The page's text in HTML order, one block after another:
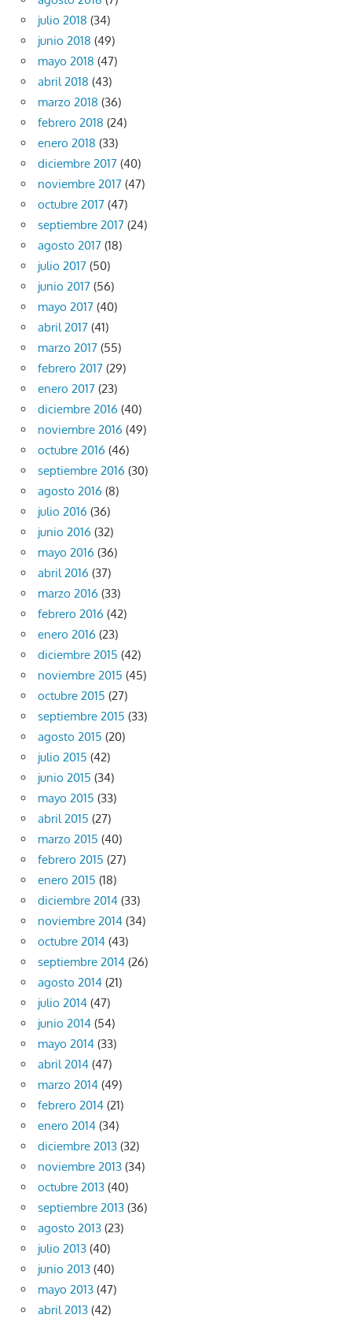
julio 2018 (34)
junio 2018 (49)
mayo 2018 (47)
abril 2018 (43)
marzo 2018 (36)
febrero 2018 (24)
enero 2018 (33)
diciembre 2017 (40)
noviembre 2017 (47)
octubre 2017 (47)
septiembre 2017 (24)
agosto 2017 (18)
julio 2017 (50)
junio 2017 (56)
mayo 2017 (40)
abril 2017 (41)
marzo 2017 (55)
febrero 2017 (29)
enero 2017 (23)
diciembre 2016 (40)
noviembre 2016 (49)
octubre 2016 (46)
septiembre 2016 (30)
agosto 2016 (8)
julio 2016 (36)
junio 2016 (32)
mayo 2016 (36)
abril 2016 (37)
marzo 2016 (33)
febrero 2016 (42)
enero 2016 (23)
diciembre 2015 (42)
noviembre 2015 (45)
octubre 2015 (27)
septiembre 2015 (33)
agosto 2015 (20)
julio 2015 (42)
junio 2015 (34)
mayo 2015 (33)
abril 2015 (27)
marzo 2015 (40)
febrero 2015 (27)
enero 2015 (18)
diciembre 2014 (33)
noviembre 2014 (34)
octubre 2014 (43)
septiembre 2014 (26)
agosto 2014 (21)
julio 2014 (47)
junio 2014 (54)
mayo 2014 (33)
abril 2014 (47)
marzo 2014 (49)
febrero 2014 (21)
enero 2014 (34)
diciembre 2013 (32)
noviembre 2013 (34)
octubre 2013 (40)
septiembre 2013 (36)
agosto 2013 (23)
julio 2013 (40)
junio 2013 (40)
mayo 2013 (47)
abril 2013 (42)